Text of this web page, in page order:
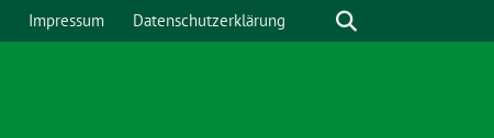
Impressum Datenschutzerklärung Suche